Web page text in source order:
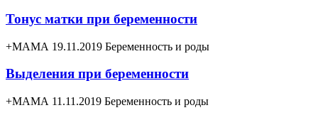
Тонус матки при беременности
+МАМА 19.11.2019 Беременность и роды
Выделения при беременности
+МАМА 11.11.2019 Беременность и роды